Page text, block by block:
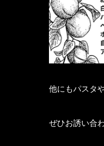
他にもパスタ
ぜひお誘い合